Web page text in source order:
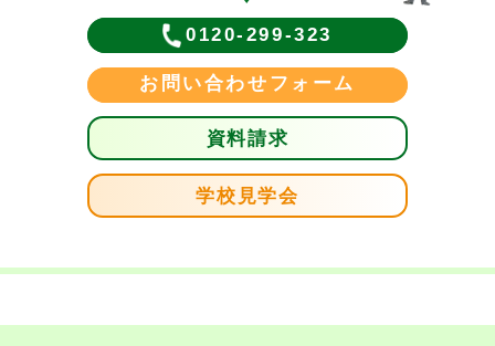
0120-299-323
お問い合わせフォーム
資料請求
学校見学会